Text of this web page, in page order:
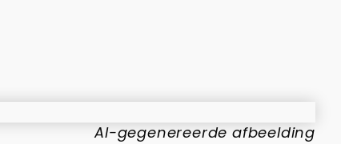
AI-gegenereerde afbeelding